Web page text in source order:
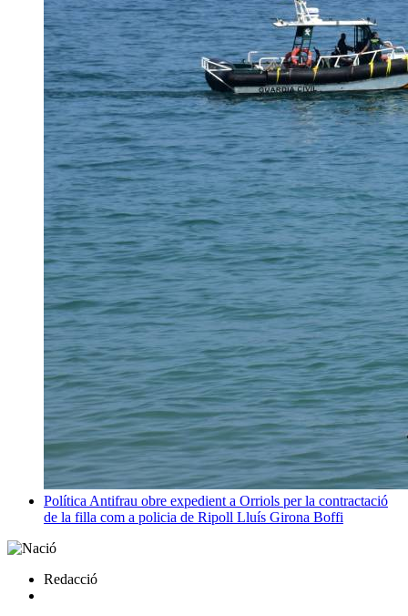
Política Antifrau obre expedient a Orriols per la contractació
de la filla com a policia de Ripoll Lluís Girona Boffi
Redacció